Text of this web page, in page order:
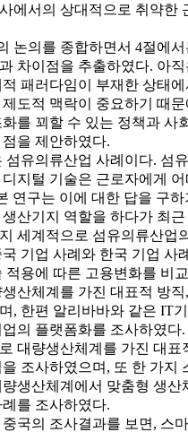
에서의 상대적으로 취약한
논의를 종합하면서 4절에서
차이점을 추출하였다. 아
적 패러다임이 부재한 상태
도적 맥락이 중요하기 때
를 꾀할 수 있는 정책과 사
을 제안하였다.
섬유의류산업 사례이다. 섬
지털 기술은 근로자에게
연구는 이에 대한 답을 구
산기지 역할을 하다가 최
세계적으로 섬유의류산업
기업 사례와 한국 기업 사
적용에 따른 고용변화를 비
생산체계를 가진 대표적 방
, 한편 알리바바와 같은 IT
의 플랫폼화를 조사하였다
대량생산체계를 가진 대표
조사하였으며, 또 한 가지
생산체계에서 맞춤형 생산
를 조사하였다.
국의 조사결과를 보면, 스